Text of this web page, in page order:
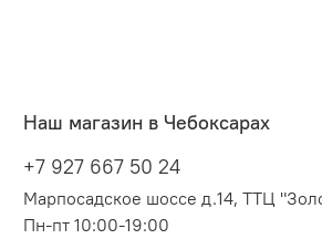
Наш магазин в Чебоксарах
+7 927 667 50 24
Марпосадское шоссе д.14, ТТЦ
Пн-пт 10:00-19:00